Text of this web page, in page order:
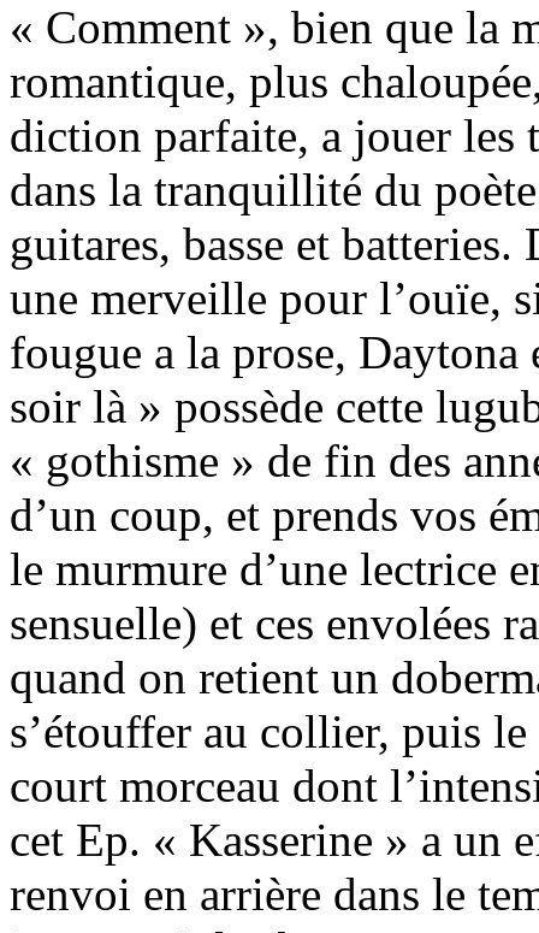
« Comment », bien que la
romantique, plus
diction parfaite, a jouer les
dans la tranquillité du
guitares, basse et
une merveille pour l’ouïe,
fougue a la prose,
soir là » possède cette
« gothisme » de fin des
d’un coup, et prends vos
le murmure d’une lectrice
sensuelle) et ces envolées
quand on retient un
s’étouffer au collier, puis
court morceau dont
cet Ep. « Kasserine » a un
renvoi en arrière dans le